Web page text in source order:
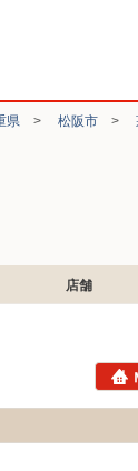
県 > 松阪市 >
店舗